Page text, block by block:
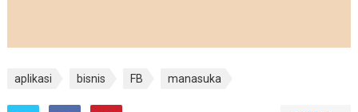
aplikasi bisnis FB manasuka